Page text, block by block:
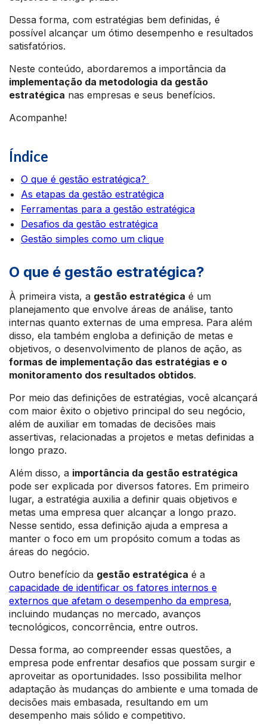
Dessa forma, com estratégias bem definidas, é
possível alcançar um ótimo desempenho e resultados
satisfatórios.
Neste conteúdo, abordaremos a importância da
implementação da metodologia da gestão
estratégica nas empresas e seus benefícios.
Acompanhe!
Índice
O que é gestão estratégica?
As etapas da gestão estratégica
Ferramentas para a gestão estratégica
Desafios da gestão estratégica
Gestão simples como um clique
O que é gestão estratégica?
À primeira vista, a gestão estratégica é um
planejamento que envolve áreas de análise, tanto
internas quanto externas de uma empresa. Para além
disso, ela também engloba a definição de metas e
objetivos, o desenvolvimento de planos de ação, as
formas de implementação das estratégias e o
monitoramento dos resultados obtidos.
Por meio das definições de estratégias, você alcançará
com maior êxito o objetivo principal do seu negócio,
além de auxiliar em tomadas de decisões mais
assertivas, relacionadas a projetos e metas definidas a
longo prazo.
Além disso, a importância da gestão estratégica
pode ser explicada por diversos fatores. Em primeiro
lugar, a estratégia auxilia a definir quais objetivos e
metas uma empresa quer alcançar a longo prazo.
Nesse sentido, essa definição ajuda a empresa a
manter o foco em um propósito comum a todas as
áreas do negócio.
Outro benefício da gestão estratégica é a
capacidade de identificar os fatores internos e
externos que afetam o desempenho da empresa,
incluindo mudanças no mercado, avanços
tecnológicos, concorrência, entre outros.
Dessa forma, ao compreender essas questões, a
empresa pode enfrentar desafios que possam surgir e
aproveitar as oportunidades. Isso possibilita melhor
adaptação às mudanças do ambiente e uma tomada de
decisões mais embasada, resultando em um
desempenho mais sólido e competitivo.